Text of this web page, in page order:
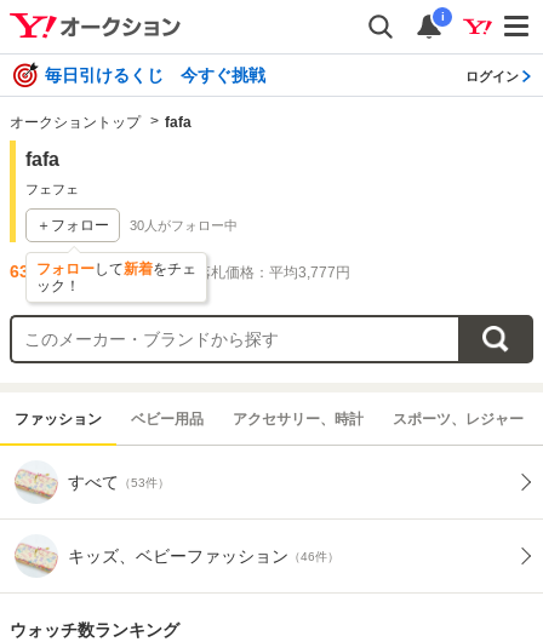
i
毎日引けるくじ 今すぐ挑戦 ログイン
オークショントップ fafa
fafa
フェフェ
＋フォロー
フォローして新着をチェ
ック！
30 人がフォロー中
63 件出品されています 落札価格：平均3,777円
ファッション ベビー用品 アクセサリー、時計 スポーツ、レジャー
すべて （53件）
キッズ、ベビーファッション （46件）
ウォッチ数ランキング